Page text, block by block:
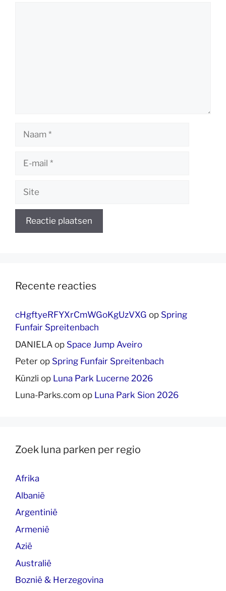
Naam
Site
Recente reacties
cHgftyeRFYXrCmWGoKgUzVXG op Spring
Funfair Spreitenbach
DANIELA op Space Jump Aveiro
Peter op Spring Funfair Spreitenbach
Künzli op Luna Park Lucerne 2026
Luna-Parks.com op Luna Park Sion 2026
Zoek luna parken per regio
Afrika
Albanië
Argentinië
Armenië
Azië
Australië
Boznië & Herzegovina